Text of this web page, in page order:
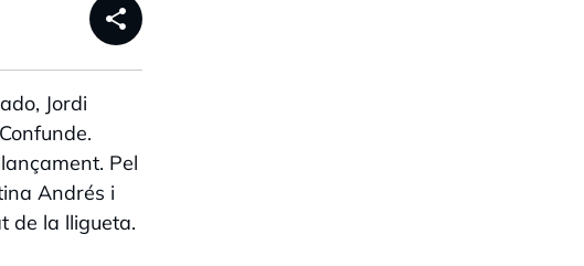
share
Jordi
Pel
Andrés i
de la lligueta.